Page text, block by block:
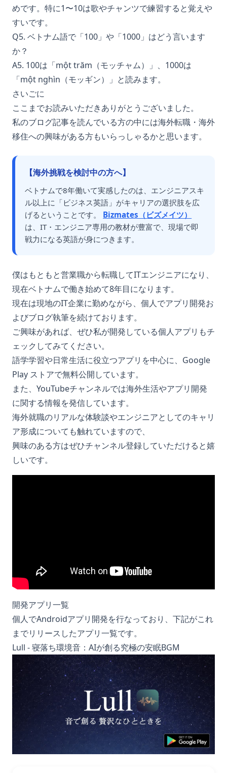
めです。特に1〜10は歌やチャンツで練習すると覚えや
すいです。
Q5. ベトナム語で「100」や「1000」はどう言います
か？
A5. 100は「một trăm（モッチャム）」、1000は
「một nghìn（モッギン）」と読みます。
さいごに
ここまでお読みいただきありがとうございました。
私のブログ記事を読んでいる方の中には海外転職・海外
移住への興味がある方もいらっしゃるかと思います。
【海外挑戦を検討中の方へ】
ベトナムで8年働いて実感したのは、エンジニアスキ
ル以上に「ビジネス英語」がキャリアの選択肢を広
げるということです。 Bizmates（ビズメイツ）
は、IT・エンジニア専用の教材が豊富で、現場で即
戦力になる英語が身につきます。
僕はもともと営業職から転職してITエンジニアになり、
現在ベトナムで働き始めて8年目になります。
現在は現地のIT企業に勤めながら、個人でアプリ開発お
よびブログ執筆を続けております。
ご興味があれば、ぜひ私が開発している個人アプリもチ
ェックしてみてください。
語学学習や日常生活に役立つアプリを中心に、Google
Play ストアで無料公開しています。
また、YouTubeチャンネルでは海外生活やアプリ開発
に関する情報を発信しています。
海外就職のリアルな体験談やエンジニアとしてのキャリ
ア形成についても触れていますので、
興味のある方はぜひチャンネル登録していただけると嬉
しいです。
開発アプリ一覧
個人でAndroidアプリ開発を行なっており、下記がこれ
までリリースしたアプリ一覧です。
Lull - 寝落ち環境音：AIが創る究極の安眠BGM